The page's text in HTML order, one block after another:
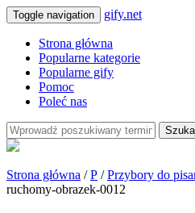
Toggle navigation gify.net
Strona główna
Popularne kategorie
Popularne gify
Pomoc
Poleć nas
Strona główna /P /Przybory do
ruchomy-obrazek-0012